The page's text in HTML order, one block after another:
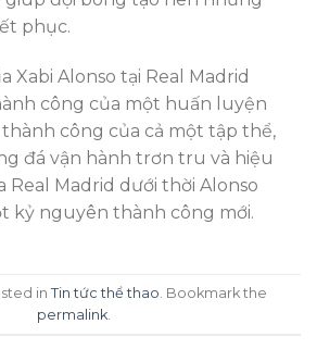
phục.
Xabi Alonso tại Real Madrid
công của một huấn luyện
thành công của cả một tập thể,
đá vận hành trơn tru và hiệu
Real Madrid dưới thời Alonso
kỷ nguyên thành công mới.
in Tin tức thể thao . Bookmark the
permalink